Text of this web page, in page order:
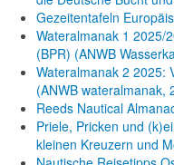
Gezeitentafeln
Wateralmanak 1 2025/
(BPR) (ANWB
Wateralmanak 2 2025:
(ANWB wateralmanak,
Reeds Nautical
Priele, Pricken und
kleinen Kreuzern und